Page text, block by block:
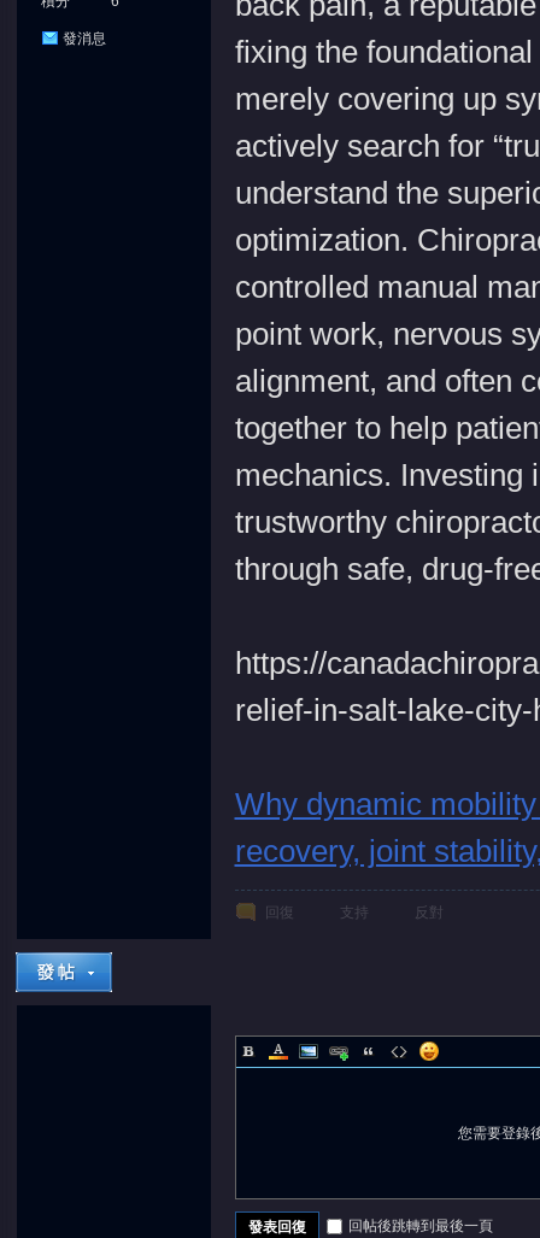
發消息
fixing the
merely covering up
actively search for
understand the
optimization.
controlled manual
point work, nervous
alignment, and often
together to help
mechanics. Investing
trustworthy
through safe, drug-
https://
relief-in-salt-lake-
Why dynamic
recovery, joint
回復 支持 反對
您需要登錄
發表回復 回帖後跳轉到最後一頁